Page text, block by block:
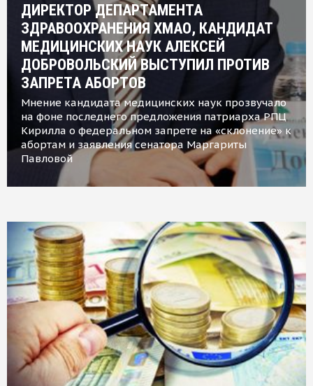
ДИРЕКТОР ДЕПАРТАМЕНТА
ЗДРАВООХРАНЕНИЯ ХМАО, КАНДИДАТ
МЕДИЦИНСКИХ НАУК АЛЕКСЕЙ
ДОБРОВОЛЬСКИЙ ВЫСТУПИЛ ПРОТИВ
ЗАПРЕТА АБОРТОВ
Мнение кандидата медицинских наук прозвучало
на фоне последнего предложения патриарха РПЦ
Кирилла о федеральном запрете на «склонение» к
абортам и заявления сенатора Маргариты
Павловой